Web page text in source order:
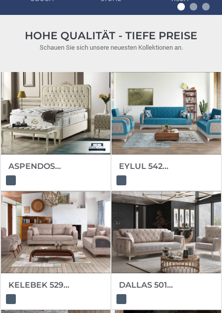
HOHE QUALITÄT - TIEFE PREISE
Schauen Sie sich unsere neuesten Kollektionen an.
ASPENDOS... EYLUL 542...
KELEBEK 529... DALLAS 501...